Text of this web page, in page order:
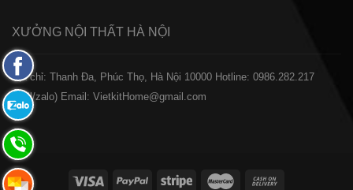
XƯỞNG NỘI THẤT HÀ NỘI
️Địa chỉ: Thanh Đa, Phúc Thọ, Hà Nội 10000 Hotline: 0986.282.217
(Call/zalo) Email: VietkitHome@gmail.com
Fanpage
Facebook
Zalo:
0865.283.168
Hotline:
0865.283.168
Hotline: